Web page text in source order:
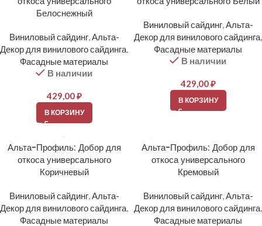
Белоснежный
Виниловый сайдинг,Альта-
Декор для винилового сайдинга,
Фасадные материалы
В наличии
429,00₽
В КОРЗИНУ
Виниловый сайдинг,Альта-
Декор для винилового сайдинга,
Фасадные материалы
В наличии
429,00₽
В КОРЗИНУ
Альта-Профиль: Добор для
откоса универсального
Коричневый
Виниловый сайдинг,Альта-
Декор для винилового сайдинга,
Фасадные материалы
Альта-Профиль: Добор для
откоса универсального
Кремовый
Виниловый сайдинг,Альта-
Декор для винилового сайдинга,
Фасадные материалы